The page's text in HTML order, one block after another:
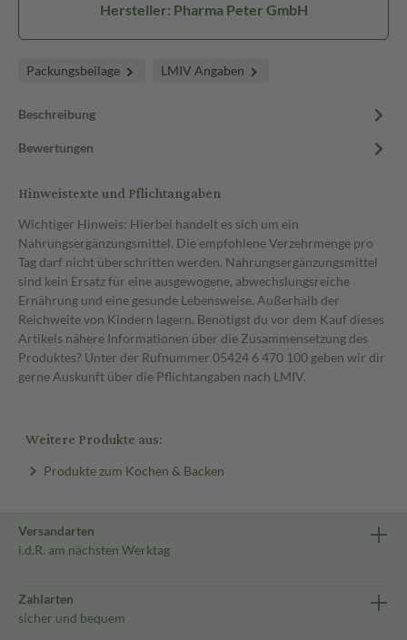
Hersteller: Pharma Peter GmbH
Packungsbeilage LMIV Angaben
Beschreibung
Bewertungen
Hinweistexte und Pflichtangaben
Wichtiger Hinweis: Hierbei handelt es sich um ein
Nahrungsergänzungsmittel. Die empfohlene Verzehrmenge pro
Tag darf nicht überschritten werden. Nahrungsergänzungsmittel
sind kein Ersatz für eine ausgewogene, abwechslungsreiche
Ernährung und eine gesunde Lebensweise. Außerhalb der
Reichweite von Kindern lagern. Benötigst du vor dem Kauf dieses
Artikels nähere Informationen über die Zusammensetzung des
Produktes? Unter der Rufnummer 05424 6 470 100 geben wir dir
gerne Auskunft über die Pflichtangaben nach LMIV.
Weitere Produkte aus:
Produkte zum Kochen & Backen
Versandarten
i.d.R. am nächsten Werktag
Zahlarten
sicher und bequem